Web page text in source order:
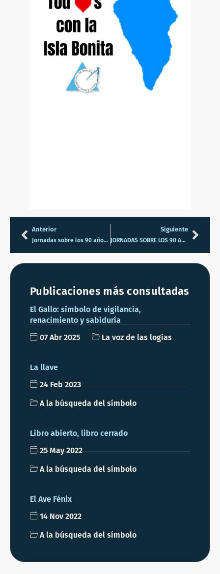
Anterior
Jornadas sobre los 90 años del Sufragio Femenino en España
Siguiente
JORNADAS SOBRE LOS 90 AÑOS DEL SUFRAGIO FEMENINO EN ESPAÑA
Publicaciones más consultadas
El Gallo: símbolo de vigilancia,
renacimiento y sabiduría
07 Abr 2025
La voz de las logias
La llave
24 Feb 2023
A la búsqueda del símbolo
Libro abierto, libro cerrado
25 May 2022
A la búsqueda del símbolo
El Ave Fénix
14 Nov 2022
A la búsqueda del símbolo